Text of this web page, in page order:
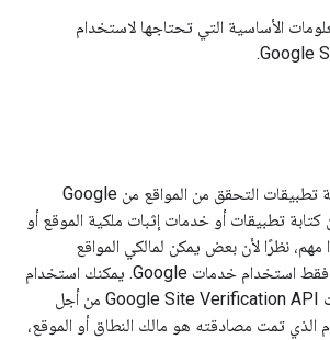
الأساسية التي تحتاجها لاستخدام
Google
تم تصميم واجهة برمجة تطبيقات التحقق من المواقع من Google
تطبيقات أو خدمات إثبات ملكية الموقع أو
مهم، نظرًا لأن بعض يمكن لمالكي المواقع
الإلكترونية أو النطاقات فقط استخدام خدمات Google. يمكنك استخدام
واجهة برمجة التطبيقات Google Site Verification API من أجل
الذي تمت مصادقته هو مالك النطاق أو الموقع،